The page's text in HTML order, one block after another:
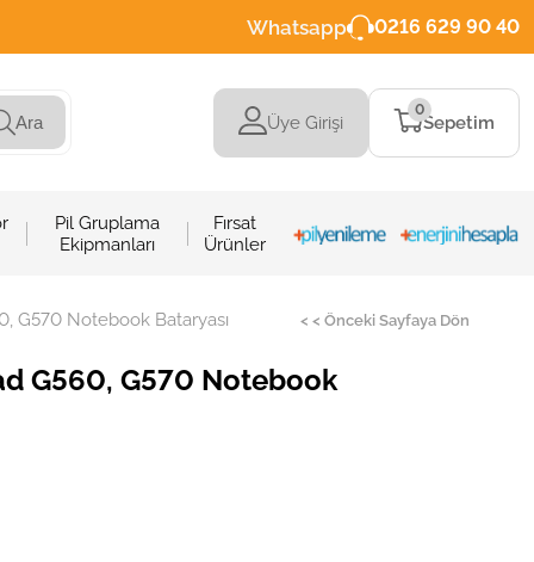
Whatsapp 0216 629 90 40
Ara Üye Girişi Sepetim
0
Pil Gruplama
Ekipmanları
Fırsat
Ürünler
G570 Notebook Bataryası < < Önceki Sayfaya Dön
G560, G570 Notebook